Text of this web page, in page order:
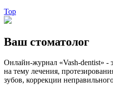
Top
Ваш стоматолог
Онлайн-журнал «Vash-dentist» -
на тему лечения,
зубов, коррекции